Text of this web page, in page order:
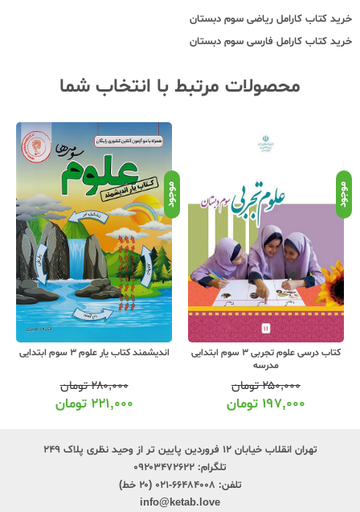
خرید کتاب کارامل ریاضی سوم دبستان
خرید کتاب کارامل فارسی سوم دبستان
محصولات مرتبط با انتخاب شما
موجود
کتاب درسی علوم تجربی 3 سوم ابتدایی
مدرسه
۲۵۰,۰۰۰تومان
۱۹۷,۰۰۰ تومان
موجود
اندیشمند کتاب یار علوم 3 سوم ابتدایی
۲۸۰,۰۰۰تومان
۲۲۱,۰۰۰ تومان
تهران انقلاب خیابان ۱۲ فروردین پایین تر از وحید نظری پلاک ۲۴۹
تلگرام: ۰۹۲۰۳۴۷۲۶۲۲
تلفن: ۶۶۴۸۴۰۰۸-۰۲۱ (۲۰ خط)
info@ketab.love